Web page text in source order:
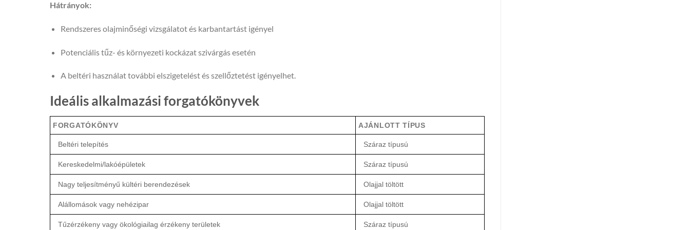
Hátrányok:
Rendszeres olajminőségi vizsgálatot és karbantartást igényel
Potenciális tűz- és környezeti kockázat szivárgás esetén
A beltéri használat további elszigetelést és szellőztetést igényelhet.
Ideális alkalmazási forgatókönyvek
FORGATÓKÖNYV AJÁNLOTT TÍPUS
Beltéri telepítés Száraz típusú
Kereskedelmi/lakóépületek Száraz típusú
Nagy teljesítményű kültéri berendezések Olajjal töltött
Alállomások vagy nehézipar Olajjal töltött
Tűzérzékeny vagy ökológiailag érzékeny területek Száraz típusú